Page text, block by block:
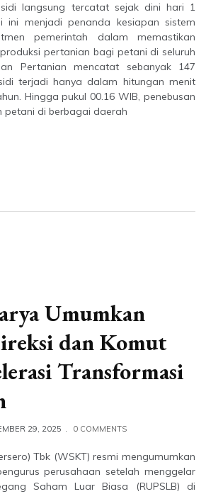
langsung tercatat sejak dini hari 1
ini menjadi penanda kesiapan sistem
pemerintah dalam memastikan
pertanian bagi petani di seluruh
Pertanian mencatat sebanyak 147
terjadi hanya dalam hitungan menit
Hingga pukul 00.16 WIB, penebusan
petani di berbagai daerah
Umumkan
dan Komut
Transformasi
29, 2025 0 COMMENTS
Tbk (WSKT) resmi mengumumkan
perusahaan setelah menggelar
Saham Luar Biasa (RUPSLB) di